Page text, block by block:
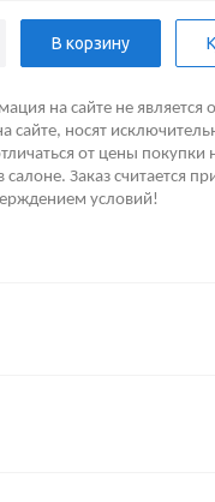
В корзину
на сайте не является
сайте, носят
от цены
салоне. Заказ считается
условий!